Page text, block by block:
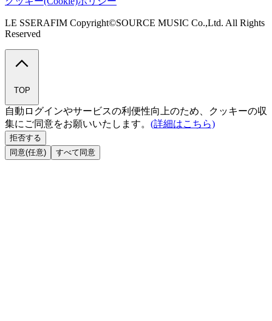
LE SSERAFIM Copyright©SOURCE MUSIC Co.,Ltd. All Rights
Reserved
TOP
自動ログインやサービスの利便性向上のため、クッキーの収
集にご同意をお願いいたします。 (詳細はこちら)
拒否する
同意(任意)
すべて同意